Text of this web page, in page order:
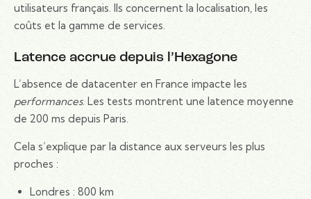
utilisateurs français. Ils concernent la localisation, les
coûts et la gamme de services.
Latence accrue depuis l’Hexagone
L’absence de datacenter en France impacte les
performances. Les tests montrent une latence moyenne
de 200 ms depuis Paris.
Cela s’explique par la distance aux serveurs les plus
proches :
Londres : 800 km